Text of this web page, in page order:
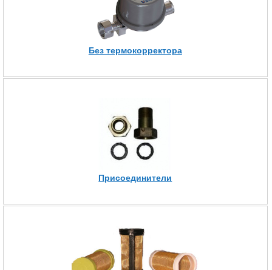
Без термокорректора
Присоединители